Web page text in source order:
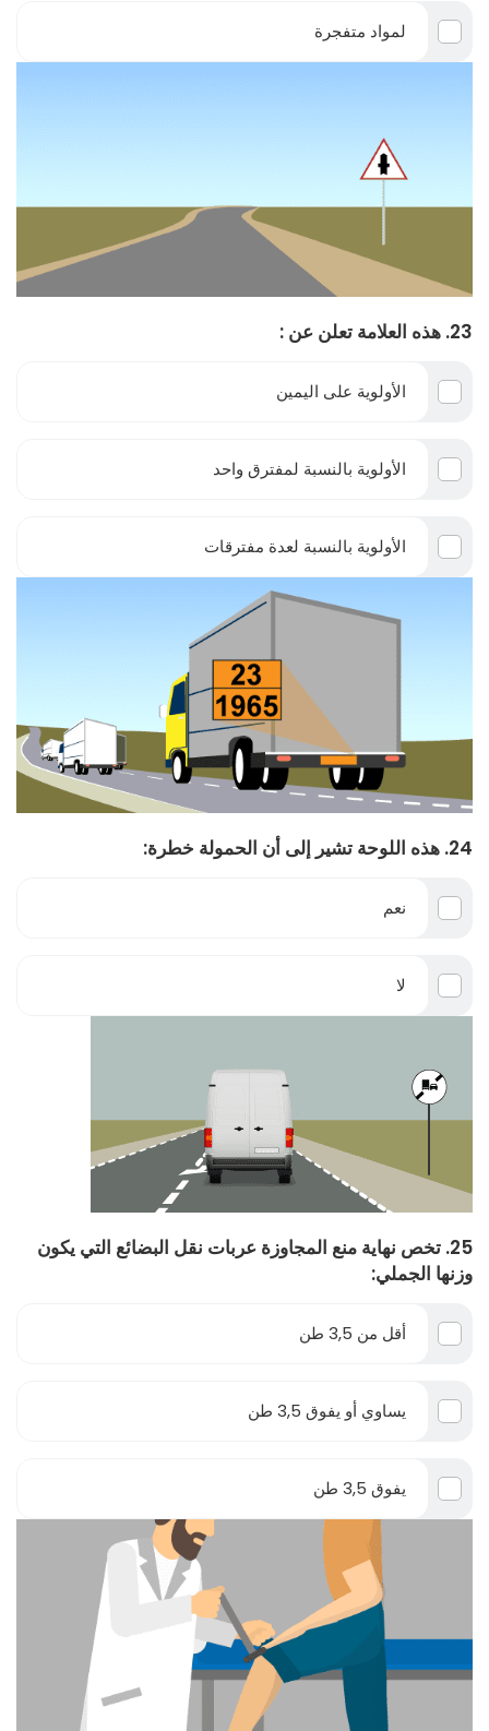
لمواد متفجرة
23. هذه العلامة تعلن عن :
الأولوية على اليمين
الأولوية بالنسبة لمفترق واحد
الأولوية بالنسبة لعدة مفترقات
24. هذه اللوحة تشير إلى أن الحمولة خطرة:
نعم
لا
25. تخص نهاية منع المجاوزة عربات نقل البضائع التي يكون
وزنها الجملي:
أقل من 3,5 طن
يساوي أو يفوق 3,5 طن
يفوق 3,5 طن